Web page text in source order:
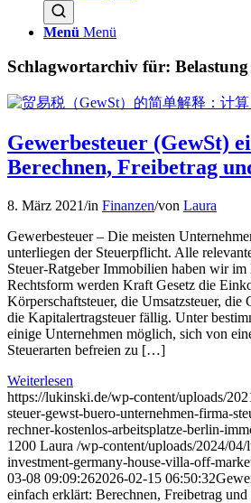
Menü Menü
Schlagwortarchiv für: Belastung
Gewerbesteuer (GewSt)
Berechnen, Freibetrag
8. März 2021/in Finanzen/von Laura
Gewerbesteuer – Die meisten
unterliegen der Steuerpflicht. Alle
Steuer-Ratgeber Immobilien haben wir im
Rechtsform werden Kraft Gesetz die
Körperschaftsteuer, die Umsatzsteuer, die
die Kapitalertragsteuer fällig. Unter
einige Unternehmen möglich, sich von
Steuerarten befreien zu […]
Weiterlesen
https://lukinski.de/wp-content/uploads/
steuer-gewst-buero-unternehmen-firma-
rechner-kostenlos-arbeitsplatze-berlin-
1200 Laura /wp-content/uploads/2024/
investment-germany-house-villa-off-
03-08 09:09:262026-02-15 06:50:32
einfach erklärt: Berechnen, Freibetrag und